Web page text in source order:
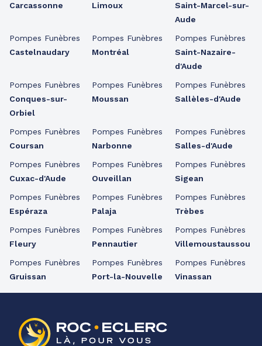
Carcassonne
Pompes Funèbres
Castelnaudary
Pompes Funèbres
Conques-sur-
Orbiel
Pompes Funèbres
Coursan
Pompes Funèbres
Cuxac-d'Aude
Pompes Funèbres
Espéraza
Pompes Funèbres
Fleury
Pompes Funèbres
Gruissan
Limoux
Pompes Funèbres
Montréal
Pompes Funèbres
Moussan
Pompes Funèbres
Narbonne
Pompes Funèbres
Ouveillan
Pompes Funèbres
Palaja
Pompes Funèbres
Pennautier
Pompes Funèbres
Port-la-Nouvelle
Saint-Marcel-sur-
Aude
Pompes Funèbres
Saint-Nazaire-
d'Aude
Pompes Funèbres
Sallèles-d'Aude
Pompes Funèbres
Salles-d'Aude
Pompes Funèbres
Sigean
Pompes Funèbres
Trèbes
Pompes Funèbres
Villemoustaussou
Pompes Funèbres
Vinassan